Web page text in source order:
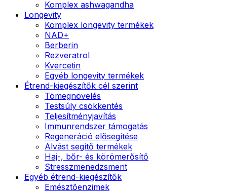
Komplex ashwagandha
Longevity
Komplex longevity termékek
NAD+
Berberin
Rezveratrol
Kvercetin
Egyéb longevity termékek
Étrend-kiegészítők cél szerint
Tömegnövelés
Testsúly csökkentés
Teljesítményjavítás
Immunrendszer támogatás
Regeneráció elősegítése
Alvást segítő termékek
Haj-, bőr- és körömerősítő
Stresszmenedzsment
Egyéb étrend-kiegészítők
Emésztőenzimek